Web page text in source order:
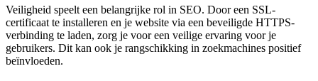
Veiligheid speelt een belangrijke rol in SEO. Door een SSL-
certificaat te installeren en je website via een beveiligde HTTPS-
verbinding te laden, zorg je voor een veilige ervaring voor je
gebruikers. Dit kan ook je rangschikking in zoekmachines positief
beïnvloeden.